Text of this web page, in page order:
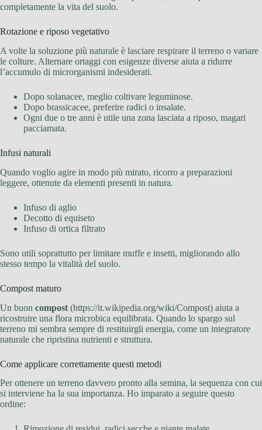
completamente la vita del suolo.
Rotazione e riposo vegetativo
A volte la soluzione più naturale è lasciare respirare il terreno o variare
le colture. Alternare ortaggi con esigenze diverse aiuta a ridurre
l’accumulo di microrganismi indesiderati.
Dopo solanacee, meglio coltivare leguminose.
Dopo brassicacee, preferire radici o insalate.
Ogni due o tre anni è utile una zona lasciata a riposo, magari
pacciamata.
Infusi naturali
Quando voglio agire in modo più mirato, ricorro a preparazioni
leggere, ottenute da elementi presenti in natura.
Infuso di aglio
Decotto di equiseto
Infuso di ortica filtrato
Sono utili soprattutto per limitare muffe e insetti, migliorando allo
stesso tempo la vitalità del suolo.
Compost maturo
Un buon compost (https://it.wikipedia.org/wiki/Compost) aiuta a
ricostruire una flora microbica equilibrata. Quando lo spargo sul
terreno mi sembra sempre di restituirgli energia, come un integratore
naturale che ripristina nutrienti e struttura.
Come applicare correttamente questi metodi
Per ottenere un terreno davvero pronto alla semina, la sequenza con cui
si interviene ha la sua importanza. Ho imparato a seguire questo
ordine: